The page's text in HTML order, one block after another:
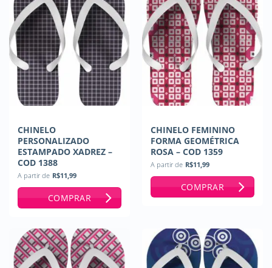
CHINELO
PERSONALIZADO
ESTAMPADO XADREZ –
COD 1388
A partir de R$11,99
COMPRAR
CHINELO FEMININO
FORMA GEOMÉTRICA
ROSA – COD 1359
A partir de R$11,99
COMPRAR